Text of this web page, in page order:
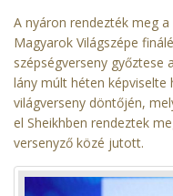
A nyáron rendezték meg
Magyarok Világszépe
szépségverseny győztese
lány múlt héten képviselte
világverseny döntőjén,
el Sheikhben rendeztek
versenyző közé jutott.